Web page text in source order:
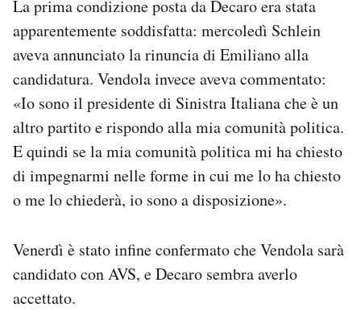
La prima condizione posta da Decaro era stata
apparentemente soddisfatta: mercoledì Schlein
aveva annunciato la rinuncia di Emiliano alla
candidatura. Vendola invece aveva commentato:
«Io sono il presidente di Sinistra Italiana che è un
altro partito e rispondo alla mia comunità politica.
E quindi se la mia comunità politica mi ha chiesto
di impegnarmi nelle forme in cui me lo ha chiesto
o me lo chiederà, io sono a disposizione».
Venerdì è stato infine confermato che Vendola sarà
candidato con AVS, e Decaro sembra averlo
accettato.